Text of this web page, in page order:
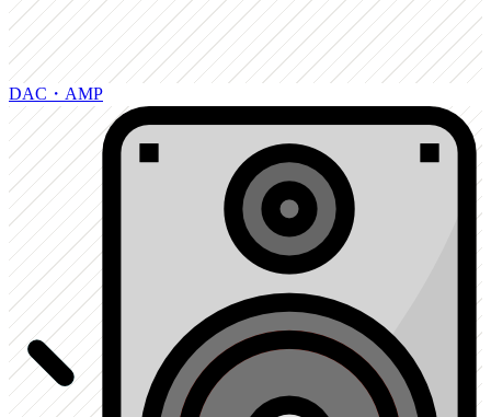
DAC・AMP